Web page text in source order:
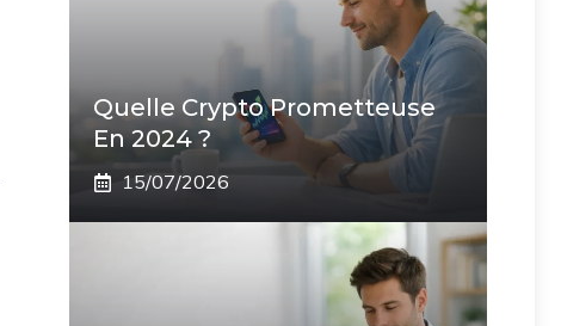
Quelle Crypto Prometteuse
En 2024 ?
15/07/2026